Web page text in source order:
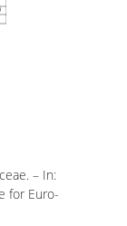
– In:
for Euro-